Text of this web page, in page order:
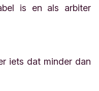
is en als arbiter
iets dat minder dan